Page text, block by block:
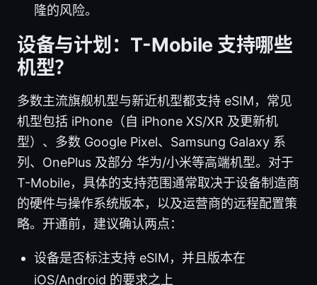
隆的风险。
设备与计划：T-Mobile 支持哪些
机型？
多数主流旗舰机型与新近机型都支持 eSIM，常见
机型包括 iPhone（自 iPhone XS/XR 及更新机
型）、多数 Google Pixel、Samsung Galaxy 系
列、OnePlus 及部分 华为/小米等高端机型。对于
T-Mobile，具体的支持范围通常取决于设备制造商
的硬件与操作系统版本，以及运营商的远程配置策
略。开通前，建议确认两点：
设备是否标注支持 eSIM，并且版本在
iOS/Android 的要求之上